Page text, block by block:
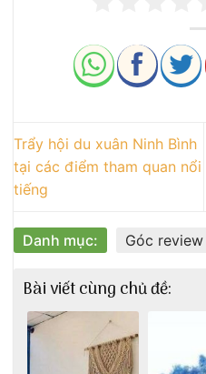
Trẩy hội du xuân Ninh Bình
tại các điểm tham quan nổi
tiếng
Danh mục: Góc review
Bài viết cùng chủ đề: